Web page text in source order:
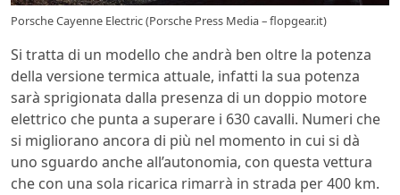
Porsche Cayenne Electric (Porsche Press Media – flopgear.it)
Si tratta di un modello che andrà ben oltre la potenza
della versione termica attuale, infatti la sua potenza
sarà sprigionata dalla presenza di un doppio motore
elettrico che punta a superare i 630 cavalli. Numeri che
si migliorano ancora di più nel momento in cui si dà
uno sguardo anche all’autonomia, con questa vettura
che con una sola ricarica rimarrà in strada per 400 km.